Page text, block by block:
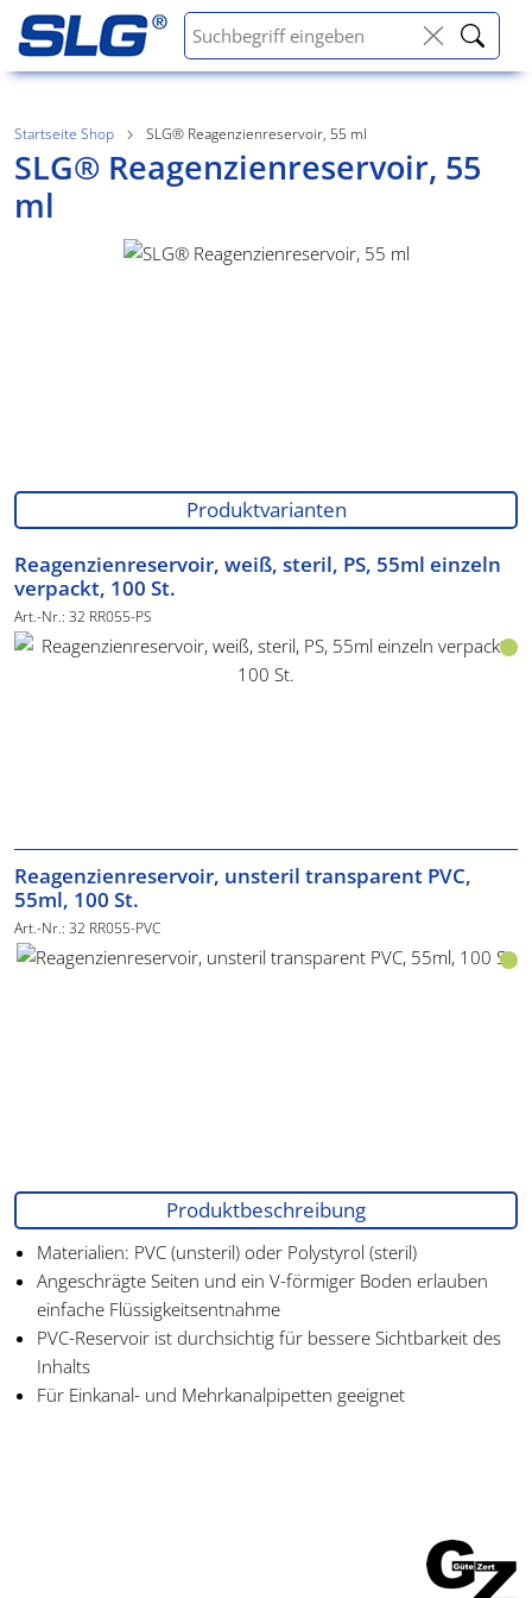
Startseite Shop SLG® Reagenzienreservoir, 55 ml
SLG® Reagenzienreservoir, 55
ml
Produktbeschreibung
Materialien: PVC (unsteril) oder Polystyrol (steril)
Angeschrägte Seiten und ein V-förmiger Boden erlauben
einfache Flüssigkeitsentnahme
PVC-Reservoir ist durchsichtig für bessere Sichtbarkeit des
Inhalts
Für Einkanal- und Mehrkanalpipetten geeignet
Produktvarianten
Reagenzienreservoir, weiß, steril, PS, 55ml einzeln
verpackt, 100 St.
Art.-Nr.: 32 RR055-PS
Reagenzienreservoir, unsteril transparent PVC,
55ml, 100 St.
Art.-Nr.: 32 RR055-PVC